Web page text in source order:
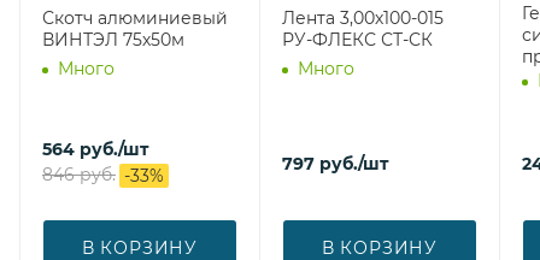
Скотч алюминиевый
ВИНТЭЛ 75х50м
Много
564 руб./шт
846руб. -33%
В КОРЗИНУ
Лента 3,00х100-015
РУ-ФЛЕКС СТ-СК
Много
797 руб./шт
В КОРЗИНУ